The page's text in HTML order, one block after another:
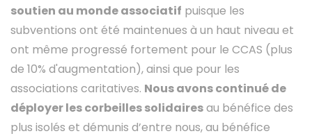
soutien au monde associatif puisque les
subventions ont été maintenues à un haut niveau et
ont même progressé fortement pour le CCAS (plus
de 10% d'augmentation), ainsi que pour les
associations caritatives. Nous avons continué de
déployer les corbeilles solidairesau bénéfice des
plus isolés et démunis d’entre nous, au bénéfice